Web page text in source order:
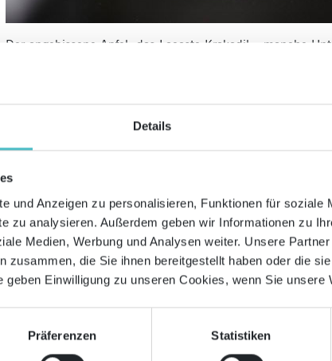
Details
und Anzeigen zu personalisieren, Funktionen für soziale
zu analysieren. Außerdem geben wir Informationen zu
Medien, Werbung und Analysen weiter. Unsere
zusammen, die Sie ihnen bereitgestellt haben oder die
Einwilligung zu unseren Cookies, wenn Sie unsere
Präferenzen Statistiken
Der angebissene Apfel, das Lacoste-Krokodil – manche
ihr Logo ein. Aber wir kommt man eigentlich zu einem
in die Hände eines
anzuraten ist), dann versäumen Sie es nicht, viel
wissen, welche Philosophie Ihr Unternehmen verfolgt, in
welche Emotionen Sie mit Ihrem Unternehmenslogo
Wählen Sie Farben, Formen und Schriften für Ihr Logo
medizinisch-technischen Bereich beispielsweise finden
Formen und schnörkellosen Schriften, während der
knallbunte Farben und weiche Formen setzt. Das Wissen
Signalrot, Hoffnungsgrün oder Sonnengelb hilft bei dieser
Klar, Sie wollen möglichst viele Dinge gleichzeitig mit
Farben, Schriftarten oder Linien Ihr Logo enthält, desto